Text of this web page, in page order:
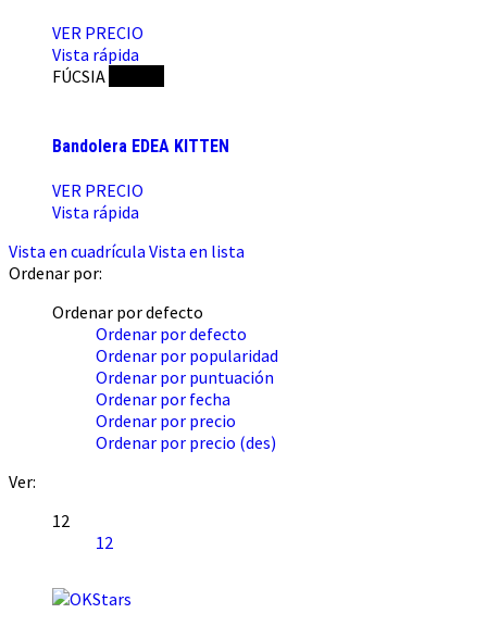
VER PRECIO
Vista rápida
FÚCSIA
Bandolera EDEA KITTEN
VER PRECIO
Vista rápida
Vista en cuadrícula Vista en lista
Ordenar por:
Ordenar por defecto
Ordenar por defecto
Ordenar por popularidad
Ordenar por puntuación
Ordenar por fecha
Ordenar por precio
Ordenar por precio (des)
Ver:
12
12